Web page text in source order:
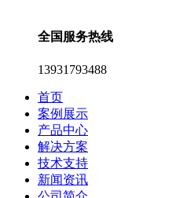
全国服务热线
13931793488
首页
案例展示
产品中心
解决方案
技术支持
新闻资讯